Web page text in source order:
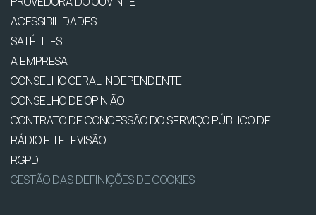
ACESSIBILIDADES
SATÉLITES
A EMPRESA
CONSELHO GERAL INDEPENDENTE
CONSELHO DE OPINIÃO
CONTRATO DE CONCESSÃO DO SERVIÇO PÚBLICO DE
RÁDIO E TELEVISÃO
RGPD
GESTÃO DAS DEFINIÇÕES DE COOKIES